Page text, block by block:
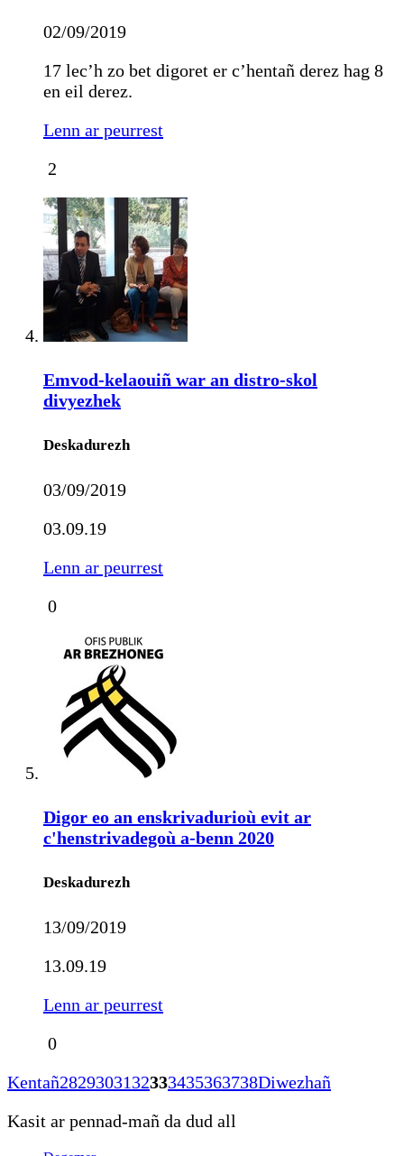
02/09/2019
17 lec’h zo bet digoret er c’hentañ derez hag 8
en eil derez.
Lenn ar peurrest
2
Emvod-kelaouiñ war an distro-skol
divyezhek
Deskadurezh
03/09/2019
03.09.19
Lenn ar peurrest
0
Digor eo an enskrivadurioù evit ar
c'henstrivadegoù a-benn 2020
Deskadurezh
13/09/2019
13.09.19
Lenn ar peurrest
0
Kentañ2829303132333435363738Diwezhañ
Kasit ar pennad-mañ da dud all